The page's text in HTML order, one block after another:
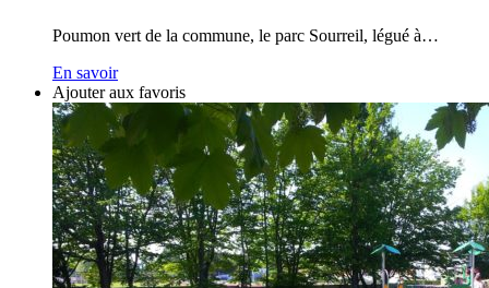
Poumon vert de la commune, le parc Sourreil, légué à…
En savoir
Ajouter aux favoris